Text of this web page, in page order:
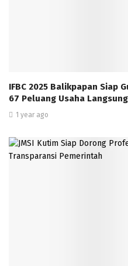
IFBC 2025 Balikpapan Siap
67 Peluang Usaha
1 year ago